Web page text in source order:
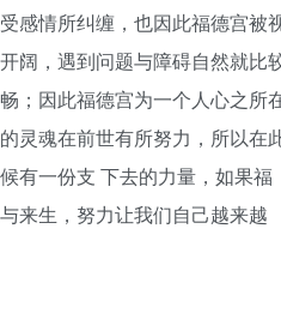
感情所纠缠，也因此福德宫被
阔，遇到问题与障碍自然就比
；因此福德宫为一个人心之所
灵魂在前世有所努力，所以在
有一份支 下去的力量，如果福
来生，努力让我们自己越来越